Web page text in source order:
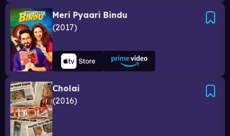
Meri Pyaari Bindu
2017
Cholai
2016